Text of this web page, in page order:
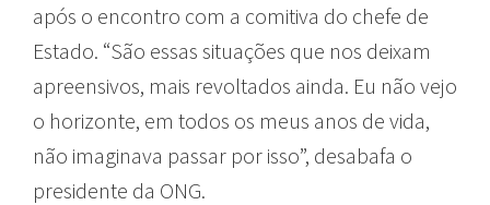
após o encontro com a comitiva do chefe de
Estado. “São essas situações que nos deixam
apreensivos, mais revoltados ainda. Eu não vejo
o horizonte, em todos os meus anos de vida,
não imaginava passar por isso”, desabafa o
presidente da ONG.